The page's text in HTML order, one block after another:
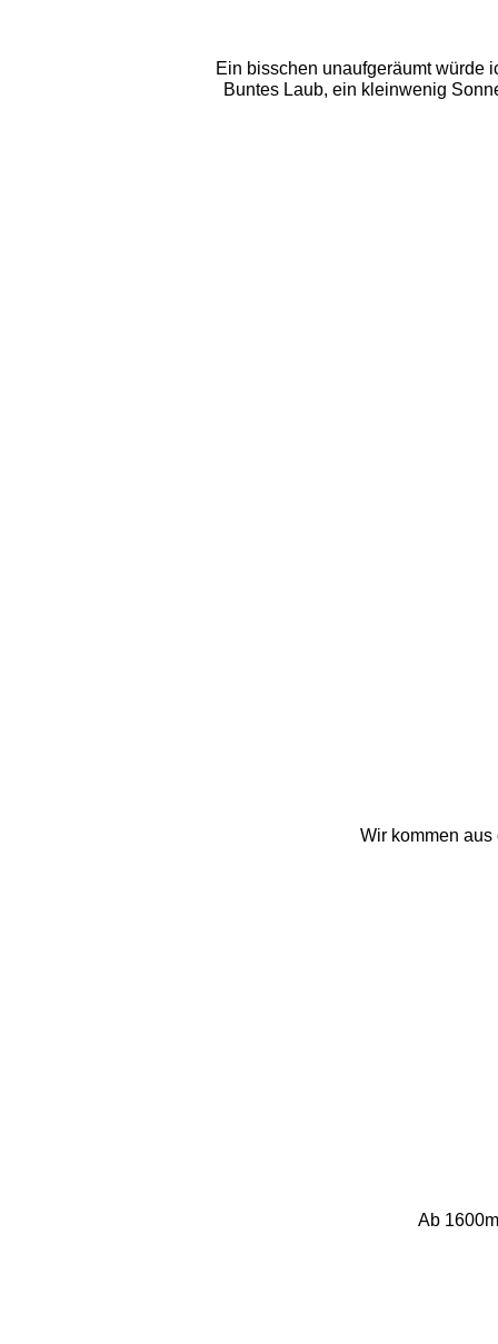
Ein bisschen unaufgeräumt würde
Buntes Laub, ein kleinwenig
Wir kommen
Ab